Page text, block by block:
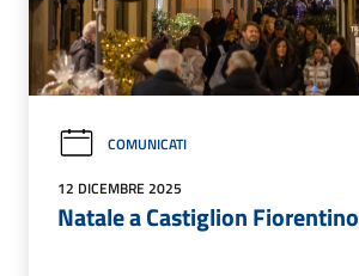
COMUNICATI
12 DICEMBRE 2025
Natale a Castiglion Fiorentino